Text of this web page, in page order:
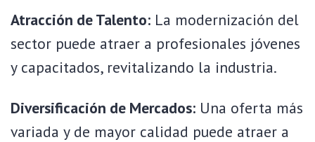
Atracción de Talento: La modernización del
sector puede atraer a profesionales jóvenes
y capacitados, revitalizando la industria.
Diversificación de Mercados: Una oferta más
variada y de mayor calidad puede atraer a